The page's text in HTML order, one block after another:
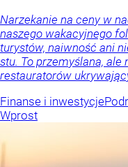
Narzekanie na ceny w
naszego wakacyjnego
turystów, naiwność ani
stu. To przemyślana,
restauratorów
Finanse i inwestycje
Wprost